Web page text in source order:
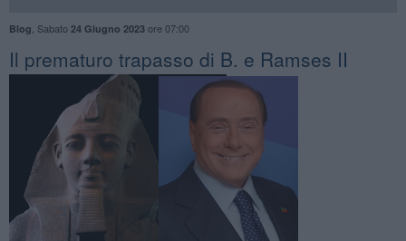
Blog Sabato 24 Giugno 2023ore 07:00
​Il prematuro trapasso di B. e Ramses II